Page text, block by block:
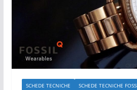
SCHEDE TECNICHE SCHEDE TECNICHE